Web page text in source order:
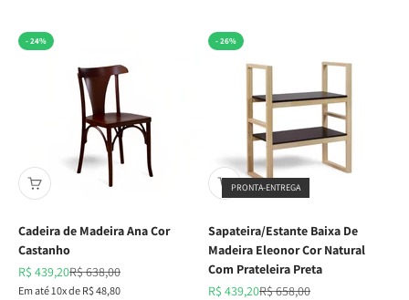
- 24%
Cadeira de Madeira Ana Cor
Castanho
Preço promocional
R$ 439,20Preço normal
R$ 638,00
Em até 10x de R$ 48,80
- 26%
PRONTA-ENTREGA
Sapateira/Estante Baixa De
Madeira Eleonor Cor Natural
Com Prateleira Preta
Preço promocional
R$ 439,20Preço normal
R$ 658,00